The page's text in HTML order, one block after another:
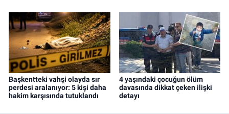
Başkentteki vahşi olayda sır
perdesi aralanıyor: 5 kişi daha
hakim karşısında tutuklandı
4 yaşındaki çocuğun ölüm
davasında dikkat çeken ilişki
detayı